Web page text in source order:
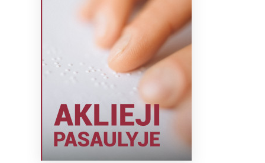
info@elvislab.lt